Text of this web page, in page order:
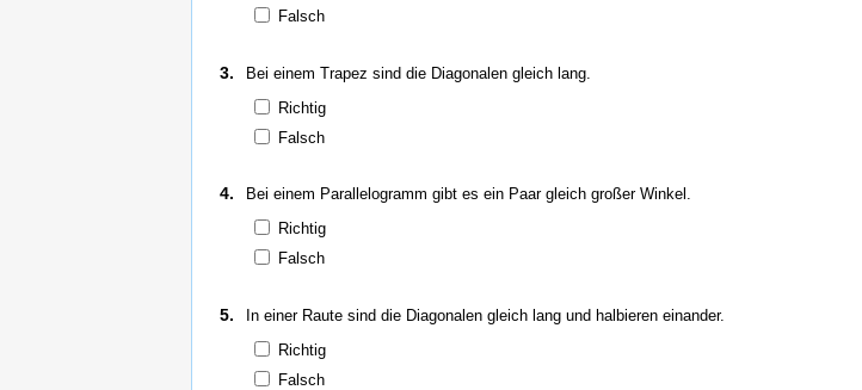
Falsch
3.
Bei einem Trapez sind die Diagonalen gleich lang.
Richtig
Falsch
4.
Bei einem Parallelogramm gibt es ein Paar gleich großer Winkel.
Richtig
Falsch
5.
In einer Raute sind die Diagonalen gleich lang und halbieren einander.
Richtig
Falsch